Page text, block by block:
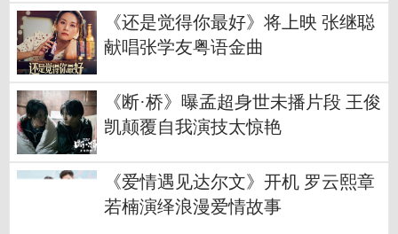
《还是觉得你最好》将上映 张继聪
献唱张学友粤语金曲
《断·桥》曝孟超身世未播片段 王俊
凯颠覆自我演技太惊艳
《爱情遇见达尔文》开机 罗云熙章
若楠演绎浪漫爱情故事